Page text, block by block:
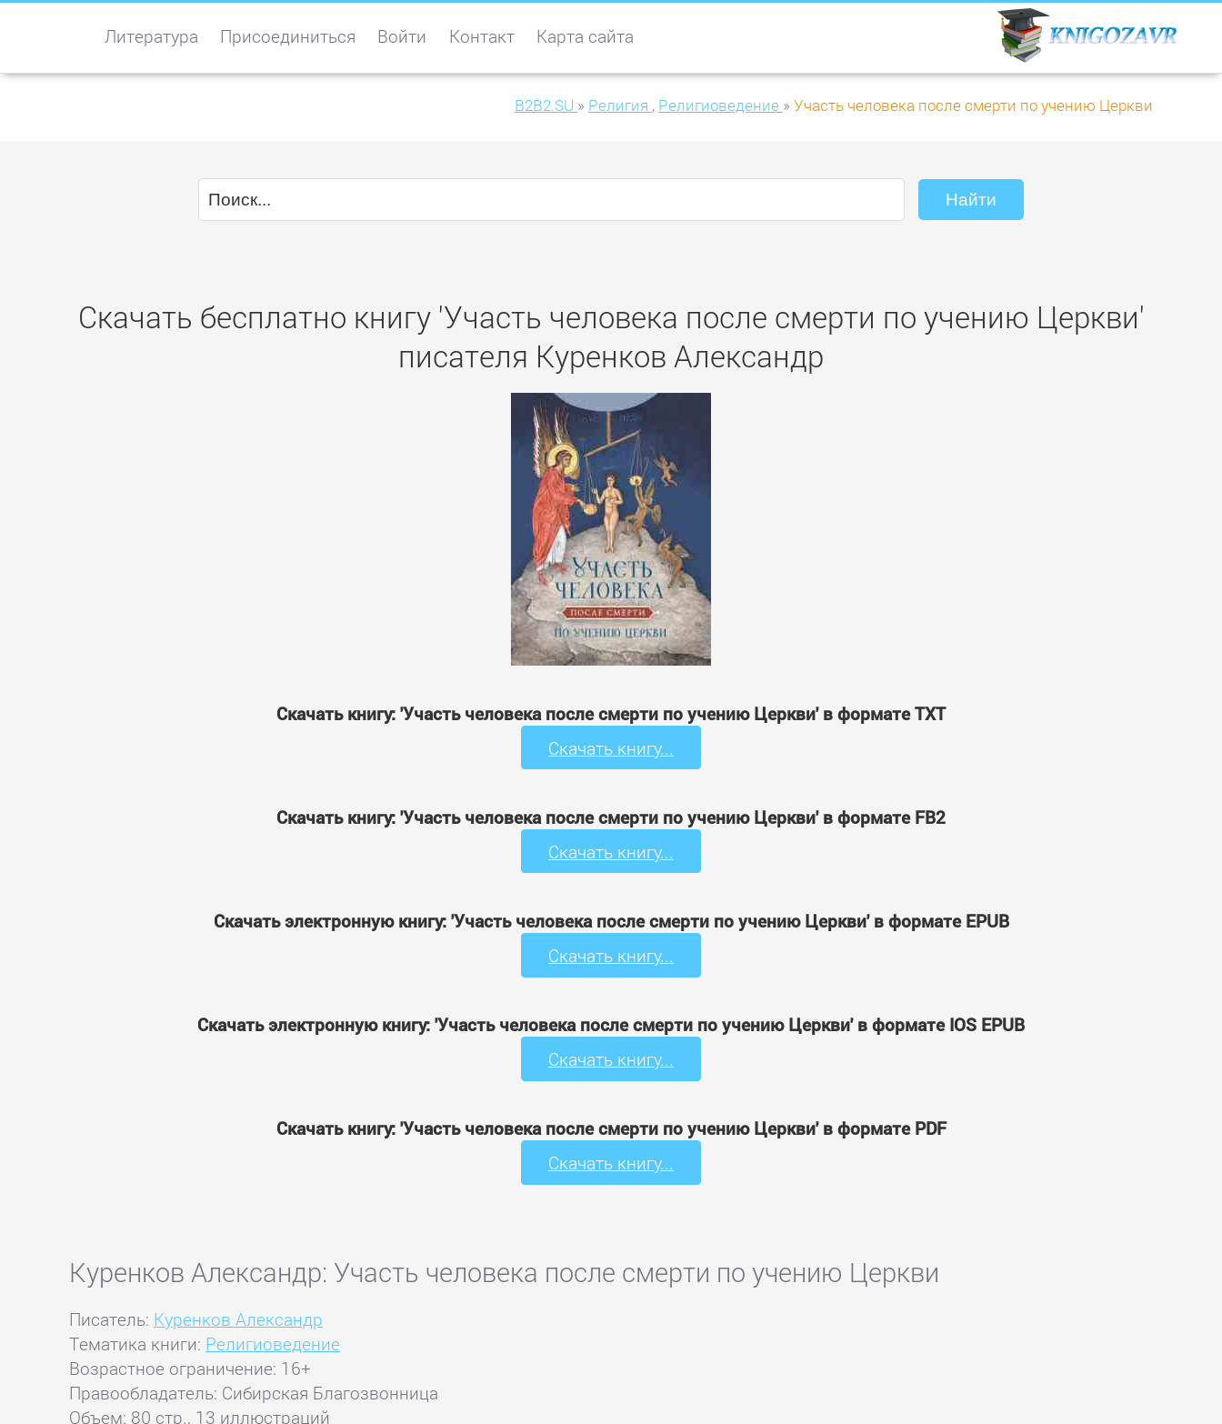
Литература Присоединиться Войти Контакт Карта сайта
B2B2.SU » Религия , Религиоведение » Участь человека после смерти по учению Церкви
Скачать бесплатно книгу 'Участь человека после смерти по учению Церкви'
писателя Куренков Александр
Скачать книгу: 'Участь человека после смерти по учению Церкви' в формате TXT
Скачать книгу...
Скачать книгу: 'Участь человека после смерти по учению Церкви' в формате FB2
Скачать книгу...
Скачать электронную книгу: 'Участь человека после смерти по учению Церкви' в формате EPUB
Скачать книгу...
Скачать электронную книгу: 'Участь человека после смерти по учению Церкви' в формате IOS EPUB
Скачать книгу...
Скачать книгу: 'Участь человека после смерти по учению Церкви' в формате PDF
Скачать книгу...
Куренков Александр: Участь человека после смерти по учению Церкви
Писатель: Куренков Александр
Тематика книги: Религиоведение
Возрастное ограничение: 16+
Правообладатель: Сибирская Благозвонница
Объем: 80 стр., 13 иллюстраций